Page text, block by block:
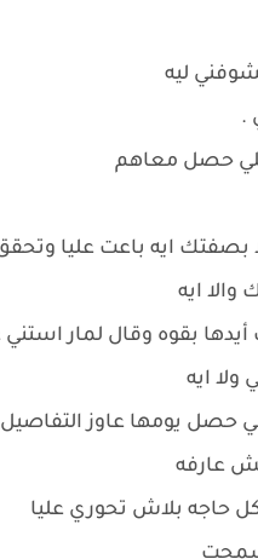
ليه
.
اللي حصل معاهم
بصفتك ايه باعت عليا
ايه
بقوه وقال لمار
ولا ايه
حصل يومها عاوز
عارفه
حاجه بلاش تحوري عليا
سمحت